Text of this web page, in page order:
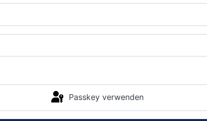
Passkey verwenden